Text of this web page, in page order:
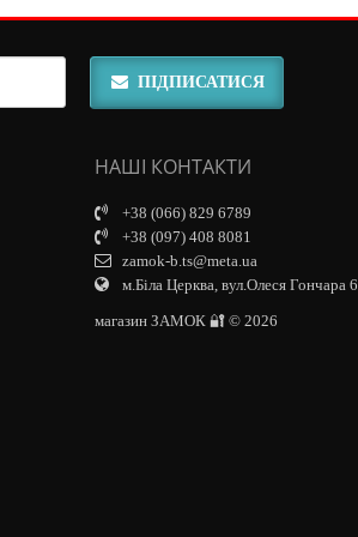
ПІДПИСАТИСЯ
НАШІ КОНТАКТИ
+38 (066) 829 6789
+38 (097) 408 8081
zamok-b.ts@meta.ua
м.Біла Церква, вул.Олеся Гончара 6
магазин ЗАМОК 🔐 © 2026